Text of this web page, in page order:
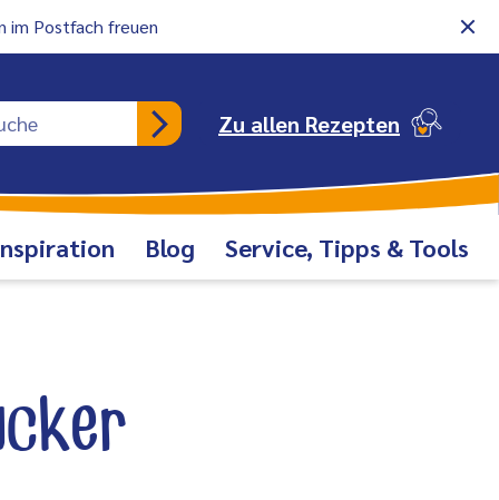
im Postfach freuen
Rezeptsuche Zu allen Rezepten
Blog Service, Tipps & Tools